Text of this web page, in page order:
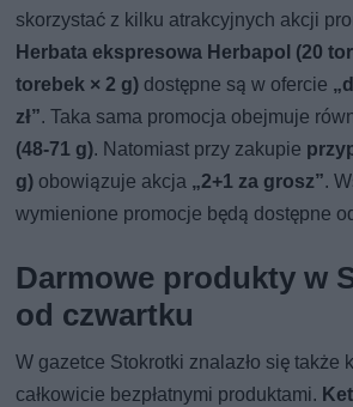
skorzystać z kilku atrakcyjnych akcji
Herbata ekspresowa Herbapol (20
torebek × 2 g) dostępne są w ofercie
zł”. Taka sama promocja obejmuje
(48-71 g). Natomiast przy zakupie
g) obowiązuje akcja „2+1 za grosz”.
wymienione promocje będą dostępne
Darmowe produkty w
od czwartku
W gazetce Stokrotki znalazło się także
całkowicie bezpłatnymi produktami.